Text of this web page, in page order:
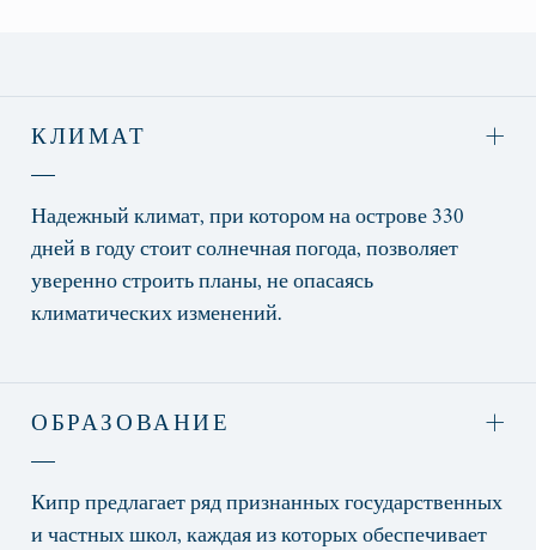
КЛИМАТ
Надежный климат, при котором на острове 330
дней в году стоит солнечная погода, позволяет
уверенно строить планы, не опасаясь
климатических изменений.
ОБРАЗОВАНИЕ
Кипр предлагает ряд признанных государственных
и частных школ, каждая из которых обеспечивает